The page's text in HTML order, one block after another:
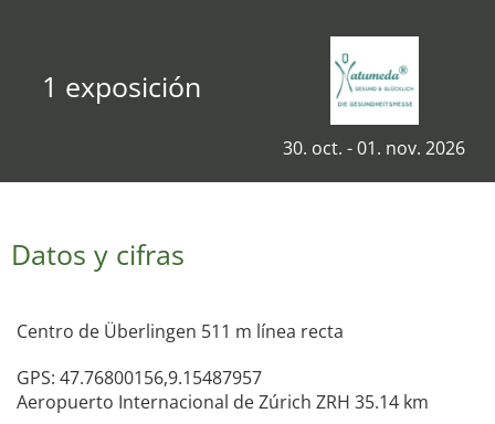
1 exposición
30. oct. - 01. nov. 2026
Datos y cifras
Centro de Überlingen 511 m línea recta
GPS: 47.76800156,9.15487957
Aeropuerto Internacional de Zúrich ZRH 35.14 km